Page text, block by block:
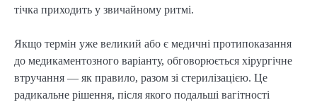
тічка приходить у звичайному ритмі.
Якщо термін уже великий або є медичні протипоказання
до медикаментозного варіанту, обговорюється хірургічне
втручання — як правило, разом зі стерилізацією. Це
радикальне рішення, після якого подальші вагітності